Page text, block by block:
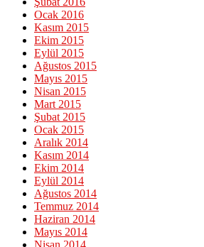
Ocak 2016
Kasım 2015
Ekim 2015
Eylül 2015
Ağustos 2015
Mayıs 2015
Nisan 2015
Mart 2015
Şubat 2015
Ocak 2015
Aralık 2014
Kasım 2014
Ekim 2014
Eylül 2014
Ağustos 2014
Temmuz 2014
Haziran 2014
Mayıs 2014